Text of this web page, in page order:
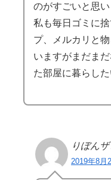
のがすごいと思い
私も毎日ゴミに
プ、メルカリと
いますがまだま
た部屋に暮らし
りぼん
2019年8月